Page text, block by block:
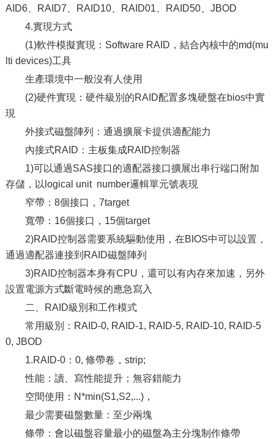
AID6、RAID7、RAID10、RAID01、RAID50、JBOD
4.實現方式
(1)軟件模擬實現：Software RAID，結合內核中的md(mu
lti devices)工具
生產環境中一般沒有人使用
(2)硬件實現：硬件級別的RAID配置多塊硬盤在bios中實
現
外接式磁盤陣列：通過擴展卡提供適配能力
內接式RAID：主板集成RAID控制器
1)可以通過SAS接口的適配器接口擴展出串行端口附加
存儲，以logical unit number邏輯單元號表現
窄帶：8個接口，7target
寬帶：16個接口，15個target
2)RAID控制器需要系統驅動使用，在BIOS中可以設置，
通過適配器連接到RAID磁盤陣列
3)RAID控制器本身有CPU，還可以有內存來加速，另外
設置電源方式斷電時候的應急寫入
二、RAID級別和工作模式
常用級別：RAID-0, RAID-1, RAID-5, RAID-10, RAID-5
0, JBOD
1.RAID-0：0, 條帶卷，strip;
性能：讀、寫性能提升；無容錯能力
空間使用：N*min(S1,S2,...)，
最少需要磁盤數量：至少兩塊
條帶：會以磁盤容量最小的磁盤為主分塊制作條帶